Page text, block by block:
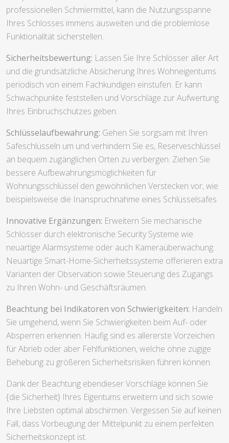
professionellen Schmiermittel, kann die Nutzungsspanne
Ihres Schlosses immens ausweiten und die problemlose
Funktionalität sicherstellen.
Sicherheitsbewertung: Lassen Sie Ihre Schlösser aller Art
und die grundsätzliche Absicherung Ihres Wohneigentums
periodisch von einem Fachkundigen einstufen. Er kann
Schwachpunkte feststellen und Vorschläge zur Aufwertung
Ihres Einbruchschutzes geben.
Schlüsselaufbewahrung: Gehen Sie sorgsam mit Ihren
Safeschlüsseln um und verhindern Sie es, Reserveschlüssel
an bequem zugänglichen Orten zu verbergen. Ziehen Sie
bessere Aufbewahrungsmöglichkeiten für
Wohnungsschlüssel den gewöhnlichen Verstecken vor, wie
beispielsweise die Inanspruchnahme eines Schlüsselsafes.
Innovative Ergänzungen: Erweitern Sie mechanische
Schlösser durch elektronische Security Systeme wie
neuartige Alarmsysteme oder auch Kameraüberwachung.
Neuartige Smart-Home-Sicherheitssysteme offerieren extra
Varianten der Observation sowie Steuerung des Zugangs
zu Ihren Wohn- und Geschäftsräumen.
Beachtung bei Indikatoren von Schwierigkeiten: Handeln
Sie umgehend, wenn Sie Schwierigkeiten beim Auf- oder
Absperren erkennen. Häufig sind es allererste Vorzeichen
für Abrieb oder aber Fehlfunktionen, welche ohne zügige
Behebung zu größeren Sicherheitsrisiken führen können.
Dank der Beachtung ebendieser Vorschläge können Sie
{die Sicherheit} Ihres Eigentums erweitern und sich sowie
Ihre Liebsten optimal abschirmen. Vergessen Sie auf keinen
Fall, dass Vorbeugung der Mittelpunkt zu einem perfekten
Sicherheitskonzept ist.